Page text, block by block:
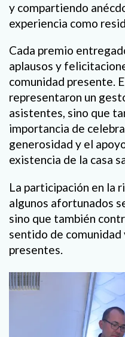
y compartiendo
experiencia como
Cada premio
aplausos y
comunidad presente.
representaron un
asistentes, sino que
importancia de
generosidad y el
existencia de la casa
La participación en la
algunos afortunados
sino que también
sentido de
presentes.